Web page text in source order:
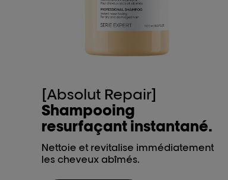
[Absolut Repair]
Shampooing
resurfaçant instantané.
Nettoie et revitalise immédiatement
les cheveux abîmés.